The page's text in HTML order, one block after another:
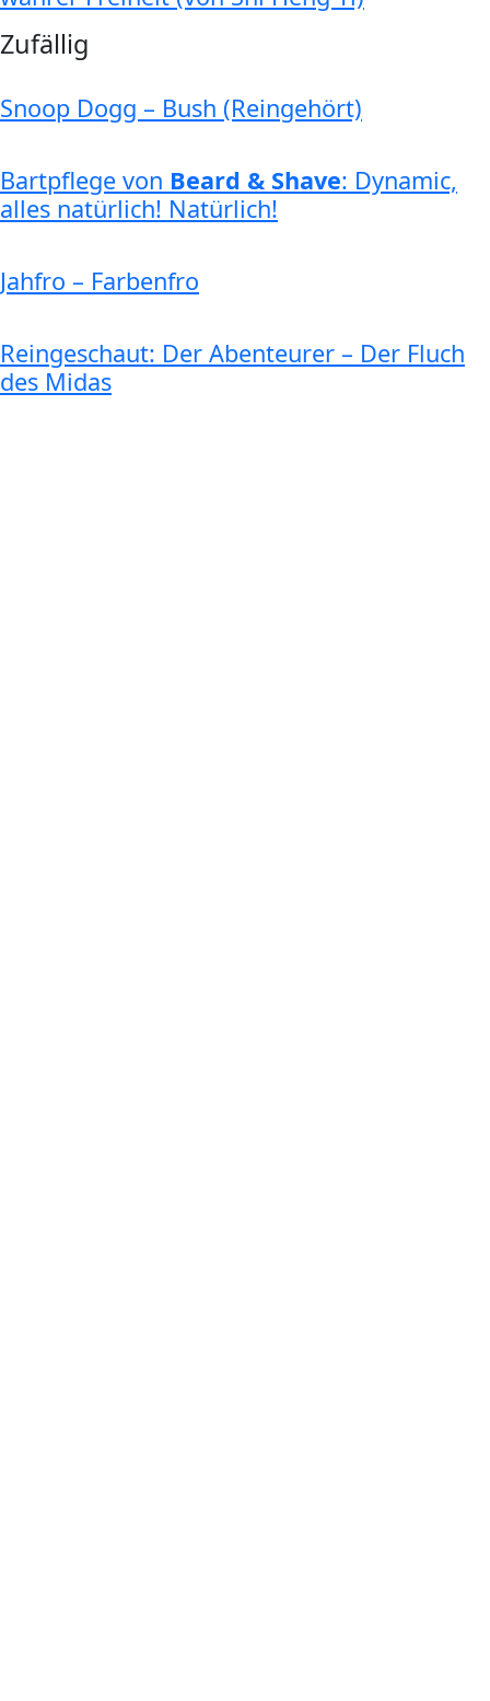
Zufällig
Snoop Dogg – Bush (Reingehört)
Bartpflege von Beard & Shave: Dynamic,
alles natürlich! Natürlich!
Jahfro – Farbenfro
Reingeschaut: Der Abenteurer – Der Fluch
des Midas